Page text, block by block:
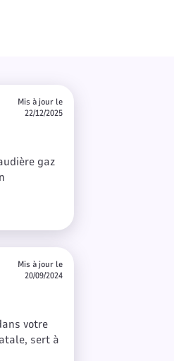
Mis à jour le
22/12/2025
gaz
Mis à jour le
20/09/2024
votre
sert à